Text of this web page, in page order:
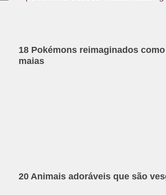
18 Pokémons reimaginados
maias
20 Animais adoráveis que são